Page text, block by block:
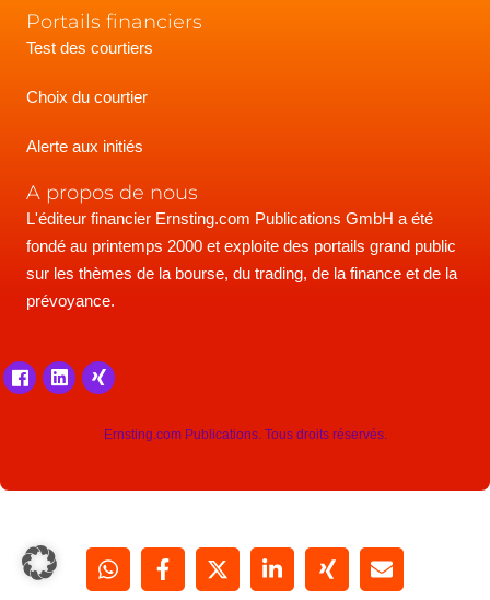
Portails financiers
Test des courtiers
Choix du courtier
Alerte aux initiés
A propos de nous
L'éditeur financier Ernsting.com Publications GmbH a été
fondé au printemps 2000 et exploite des portails grand public
sur les thèmes de la bourse, du trading, de la finance et de la
prévoyance.
Ernsting.com Publications. Tous droits réservés.